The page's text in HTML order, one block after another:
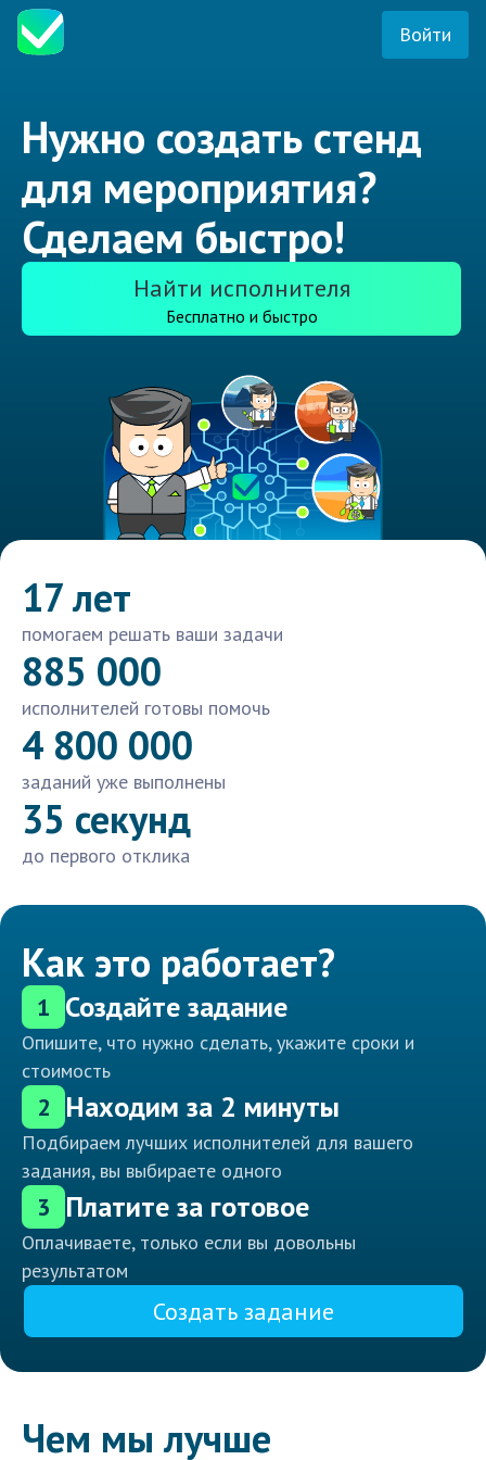
Войти
Нужно создать стенд
для мероприятия?
Сделаем быстро!
Найти исполнителя
Бесплатно и быстро
17 лет
помогаем решать ваши задачи
885 000
исполнителей готовы помочь
4 800 000
заданий уже выполнены
35 секунд
до первого отклика
Как это работает?
1 Создайте задание
Опишите, что нужно сделать, укажите сроки и
стоимость
2 Находим за 2 минуты
Подбираем лучших исполнителей для вашего
задания, вы выбираете одного
3 Платите за готовое
Оплачиваете, только если вы довольны
результатом
Создать задание
Чем мы лучше